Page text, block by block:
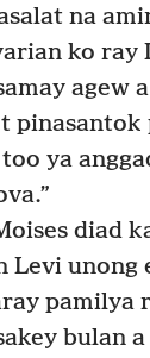
na
ko ray
agew
pinasantok
ya
diad
Levi unong
pamilya
bulan a